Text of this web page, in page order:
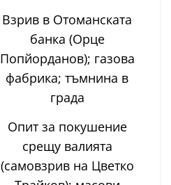
Взрив в Отоманската
банка (Орце
Попйорданов); газова
фабрика; тъмнина в
града
Опит за покушение
срещу валията
(самовзрив на Цветко